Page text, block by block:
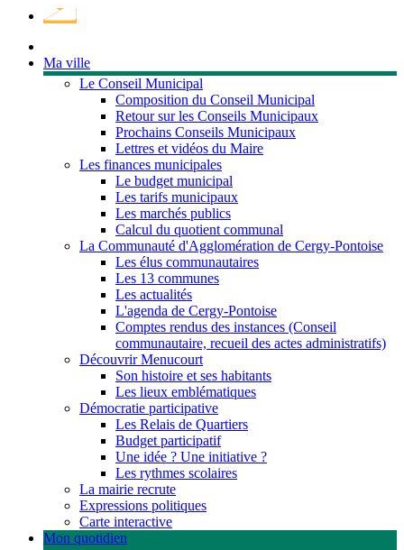
et
services
Ma ville
Le Conseil Municipal
Composition du Conseil Municipal
Retour sur les Conseils Municipaux
Prochains Conseils Municipaux
Lettres et vidéos du Maire
Les finances municipales
Le budget municipal
Les tarifs municipaux
Les marchés publics
Calcul du quotient communal
La Communauté d'Agglomération de Cergy-Pontoise
Les élus communautaires
Les 13 communes
Les actualités
L'agenda de Cergy-Pontoise
Comptes rendus des instances (Conseil
communautaire, recueil des actes administratifs)
Découvrir Menucourt
Son histoire et ses habitants
Les lieux emblématiques
Démocratie participative
Les Relais de Quartiers
Budget participatif
Une idée ? Une initiative ?
Les rythmes scolaires
La mairie recrute
Expressions politiques
Carte interactive
Mon quotidien